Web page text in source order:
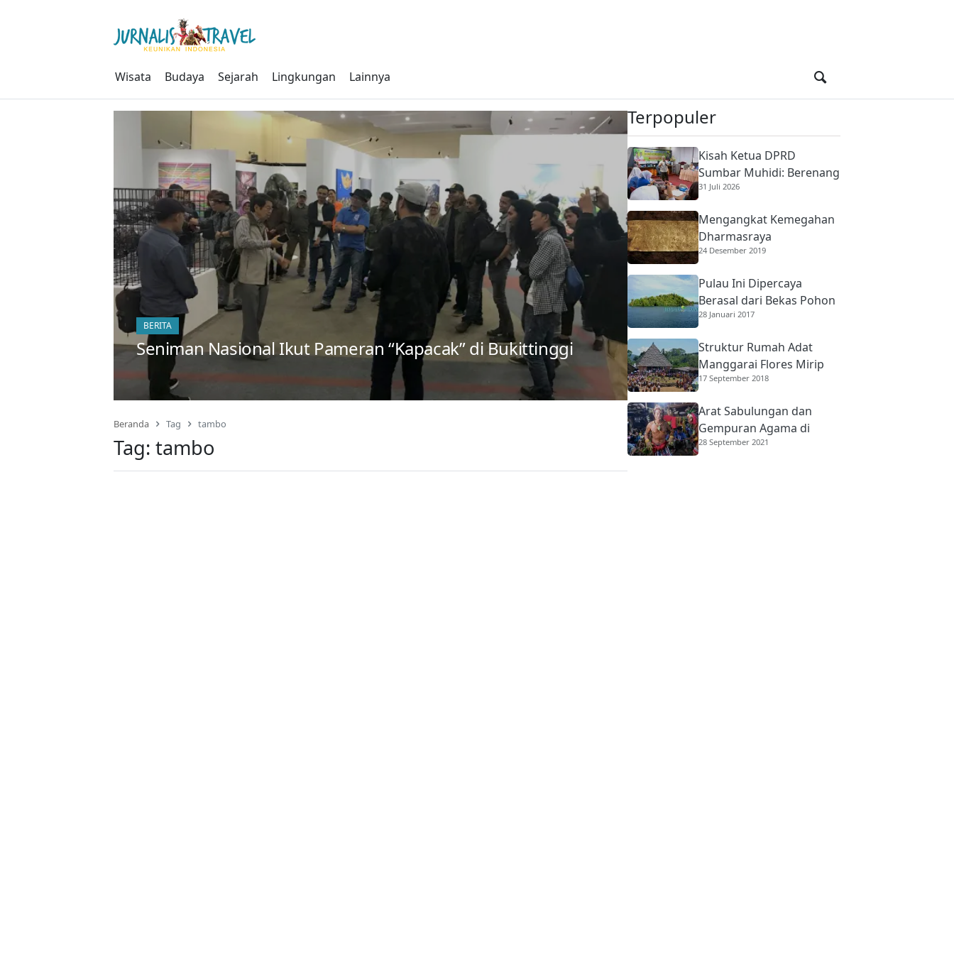
Wisata Budaya Sejarah Lingkungan Lainnya
BERITA
Seniman Nasional Ikut Pameran “Kapacak” di Bukittinggi
Beranda Tag tambo
Tag: tambo
Terpopuler
Kisah Ketua DPRD
Sumbar Muhidi: Berenang
di Sungai Berbuaya Demi
Orang Tua
31 Juli 2026
Mengangkat Kemegahan
Dharmasraya
24 Desember 2019
Pulau Ini Dipercaya
Berasal dari Bekas Pohon
Raksasa
28 Januari 2017
Struktur Rumah Adat
Manggarai Flores Mirip
Rumah Gadang
17 September 2018
Arat Sabulungan dan
Gempuran Agama di
Mentawai
28 September 2021